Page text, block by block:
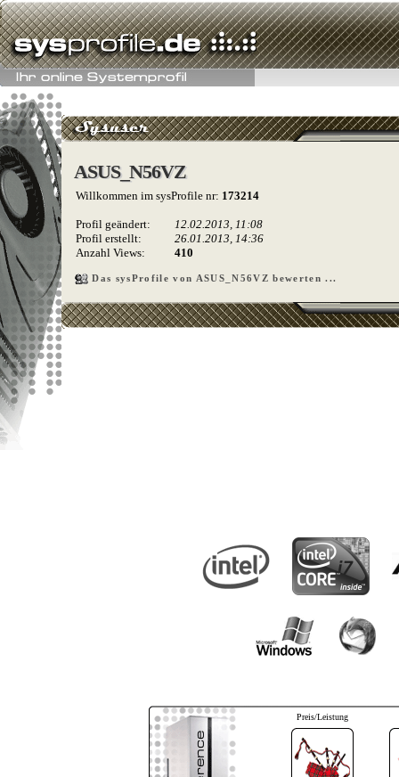
ASUS_N56VZ
ASUS_N56VZ
Willkommen im sysProfile nr: 173214
Profil geändert:
12.02.2013, 11:08
Profil erstellt:
26.01.2013, 14:36
Anzahl Views:
410
Das sysProfile von ASUS_N56VZ bewerten ...
Preis/Leistung